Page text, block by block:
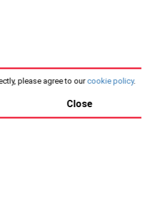
please agree to our cookie policy.
Close